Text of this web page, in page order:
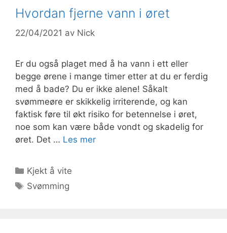
Hvordan fjerne vann i øret
22/04/2021 av Nick
Er du også plaget med å ha vann i ett eller
begge ørene i mange timer etter at du er ferdig
med å bade? Du er ikke alene! Såkalt
svømmeøre er skikkelig irriterende, og kan
faktisk føre til økt risiko for betennelse i øret,
noe som kan være både vondt og skadelig for
øret. Det … Les mer
Kategorier
Kjekt å vite
Stikkord
Svømming